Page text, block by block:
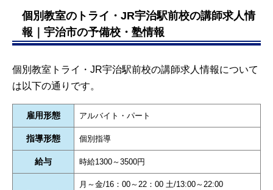
個別教室のトライ・JR宇治駅前校の講師求人情
報｜宇治市の予備校・塾情報
個別教室トライ・JR宇治駅前校の講師求人情報について
は以下の通りです。
雇用形態 アルバイト・パート
指導形態 個別指導
給与 時給1300～3500円
月～金/16：00～22：00 土/13:00～22:00